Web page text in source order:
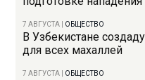
7 АВГУСТА ОБЩЕСТВО
В Узбекистане
для всех махаллей
7 АВГУСТА ОБЩЕСТВО